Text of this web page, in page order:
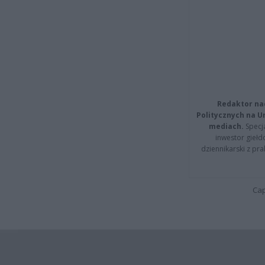
Redaktor
Politycznych na
mediach.
inwestor
dziennikarski z